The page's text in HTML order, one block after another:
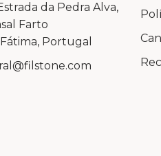
da Pedra Alva,
Farto
Portugal